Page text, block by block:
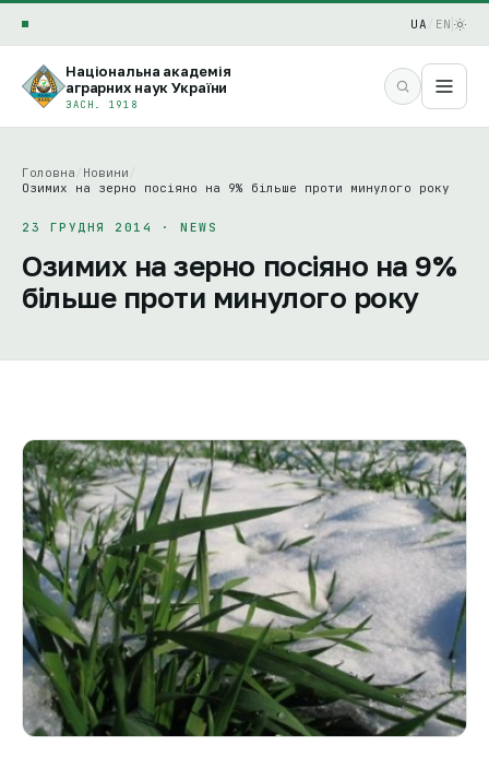
UA EN
Національна академія
аграрних наук України
ЗАСН. 1918
Головна Новини
Озимих на зерно посіяно на 9% більше проти минулого року
23 ГРУДНЯ 2014 · NEWS
Озимих на зерно посіяно на 9%
більше проти минулого року